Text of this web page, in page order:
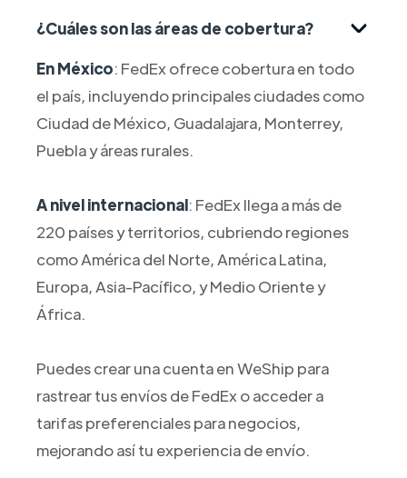
¿Cuáles son las áreas de cobertura?
En México: FedEx ofrece cobertura en todo
el país, incluyendo principales ciudades como
Ciudad de México, Guadalajara, Monterrey,
Puebla y áreas rurales.
A nivel internacional: FedEx llega a más de
220 países y territorios, cubriendo regiones
como América del Norte, América Latina,
Europa, Asia-Pacífico, y Medio Oriente y
África.
Puedes crear una cuenta en WeShip para
rastrear tus envíos de FedEx o acceder a
tarifas preferenciales para negocios,
mejorando así tu experiencia de envío.